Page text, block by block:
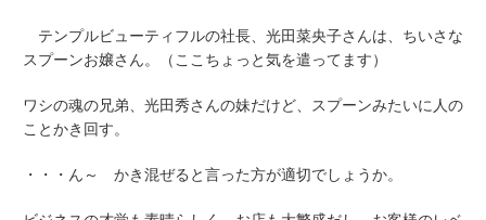
テンプルビューティフルの社長、 光田菜央子さんは 、ちいさな
スプーンお嬢さん。（ここちょっと気を遣ってます）
ワシの魂の兄弟、光田秀さんの妹だけど、スプーンみたいに人の
ことかき回す。
・・・ん～ かき混ぜると言った方が適切でしょうか。